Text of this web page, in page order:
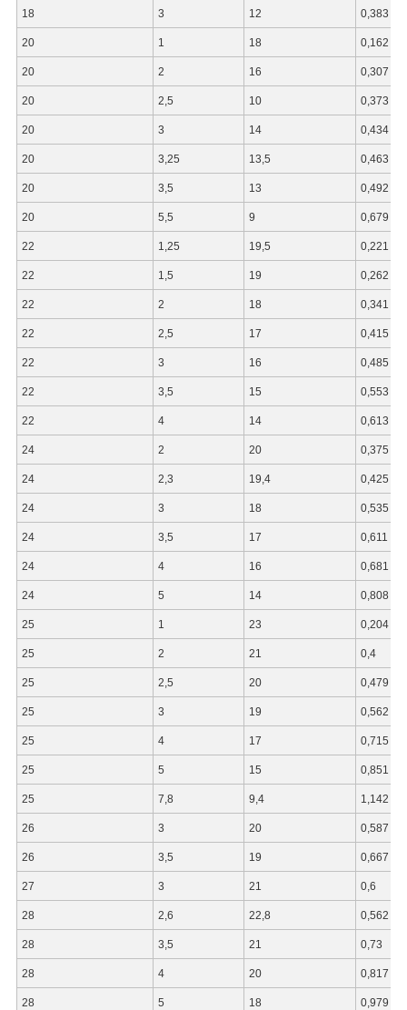
18 3 12 0,383
20 1 18 0,162
20 2 16 0,307
20 2,5 10 0,373
20 3 14 0,434
20 3,25 13,5 0,463
20 3,5 13 0,492
20 5,5 9 0,679
22 1,25 19,5 0,221
22 1,5 19 0,262
22 2 18 0,341
22 2,5 17 0,415
22 3 16 0,485
22 3,5 15 0,553
22 4 14 0,613
24 2 20 0,375
24 2,3 19,4 0,425
24 3 18 0,535
24 3,5 17 0,611
24 4 16 0,681
24 5 14 0,808
25 1 23 0,204
25 2 21 0,4
25 2,5 20 0,479
25 3 19 0,562
25 4 17 0,715
25 5 15 0,851
25 7,8 9,4 1,142
26 3 20 0,587
26 3,5 19 0,667
27 3 21 0,6
28 2,6 22,8 0,562
28 3,5 21 0,73
28 4 20 0,817
28 5 18 0,979